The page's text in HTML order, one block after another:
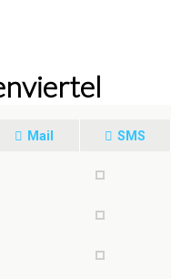
Mail SMS